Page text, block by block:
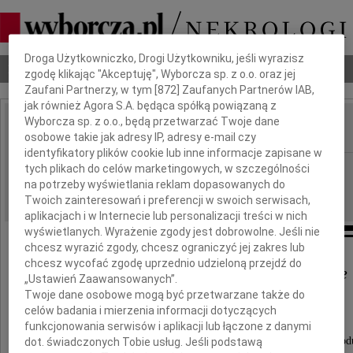
Nekrologi Odeszli Poradnik pogrzebowy
IMIĘ I NAZWISKO:
REGION: Wrocław
DATA EMISJI: 12.09.2023
Panu Wojciechowi Damaszce
Sędziemu Sądu Apelacyjnego we Wrocławiu
wyrazy szczerego żalu i głębokiego współczucia z
Dbamy o Twoją prywatność
Droga Użytkowniczko, Drogi Użytkowniku, jeśli wyrazisz
zgodę klikając "Akceptuję", Wyborcza sp. z o.o. oraz jej
Zaufani Partnerzy, w tym [872 ] Zaufanych Partnerów IAB,
jak również Agora S.A. będąca spółką powiązaną z
Wyborcza sp. z o.o., będą przetwarzać Twoje dane
osobowe takie jak adresy IP, adresy e-mail czy
identyfikatory plików cookie lub inne informacje zapisane w
tych plikach do celów marketingowych, w szczególności
na potrzeby wyświetlania reklam dopasowanych do
Twoich zainteresowań i preferencji w swoich serwisach,
aplikacjach i w Internecie lub personalizacji treści w nich
wyświetlanych. Wyrażenie zgody jest dobrowolne. Jeśli nie
chcesz wyrazić zgody, chcesz ograniczyć jej zakres lub
chcesz wycofać zgodę uprzednio udzieloną przejdź do
„Ustawień Zaawansowanych”.
Twoje dane osobowe mogą być przetwarzane także do
celów badania i mierzenia informacji dotyczących
funkcjonowania serwisów i aplikacji lub łączone z danymi
dot. świadczonych Tobie usług. Jeśli podstawą